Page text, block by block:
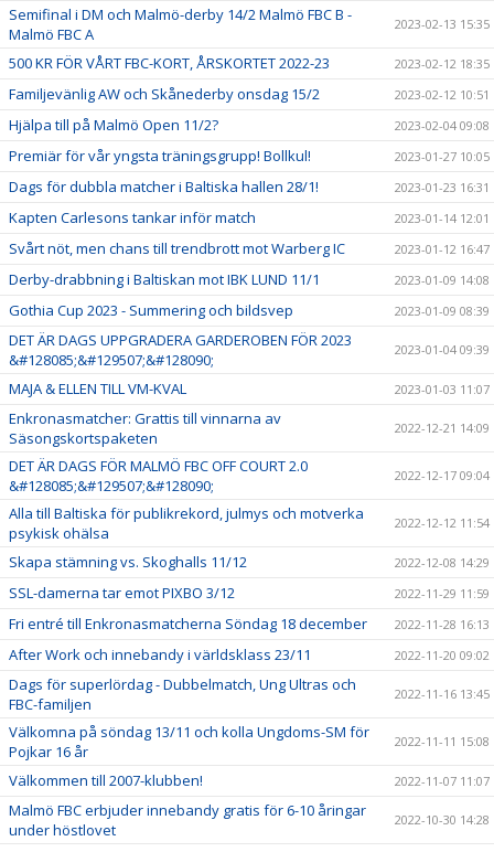
Semifinal i DM och Malmö-derby 14/2 Malmö FBC B -
Malmö FBC A
2023-02-13 15:35
500 KR FÖR VÅRT FBC-KORT, ÅRSKORTET 2022-23 2023-02-12 18:35
Familjevänlig AW och Skånederby onsdag 15/2 2023-02-12 10:51
Hjälpa till på Malmö Open 11/2? 2023-02-04 09:08
Premiär för vår yngsta träningsgrupp! Bollkul! 2023-01-27 10:05
Dags för dubbla matcher i Baltiska hallen 28/1! 2023-01-23 16:31
Kapten Carlesons tankar inför match 2023-01-14 12:01
Svårt nöt, men chans till trendbrott mot Warberg IC 2023-01-12 16:47
Derby-drabbning i Baltiskan mot IBK LUND 11/1 2023-01-09 14:08
Gothia Cup 2023 - Summering och bildsvep 2023-01-09 08:39
DET ÄR DAGS UPPGRADERA GARDEROBEN FÖR 2023
&#128085;&#129507;&#128090;
2023-01-04 09:39
MAJA & ELLEN TILL VM-KVAL 2023-01-03 11:07
Enkronasmatcher: Grattis till vinnarna av
Säsongskortspaketen
2022-12-21 14:09
DET ÄR DAGS FÖR MALMÖ FBC OFF COURT 2.0
&#128085;&#129507;&#128090;
2022-12-17 09:04
Alla till Baltiska för publikrekord, julmys och motverka
psykisk ohälsa
2022-12-12 11:54
Skapa stämning vs. Skoghalls 11/12 2022-12-08 14:29
SSL-damerna tar emot PIXBO 3/12 2022-11-29 11:59
Fri entré till Enkronasmatcherna Söndag 18 december 2022-11-28 16:13
After Work och innebandy i världsklass 23/11 2022-11-20 09:02
Dags för superlördag - Dubbelmatch, Ung Ultras och
FBC-familjen
2022-11-16 13:45
Välkomna på söndag 13/11 och kolla Ungdoms-SM för
Pojkar 16 år
2022-11-11 15:08
Välkommen till 2007-klubben! 2022-11-07 11:07
Malmö FBC erbjuder innebandy gratis för 6-10 åringar
under höstlovet
2022-10-30 14:28